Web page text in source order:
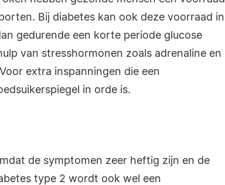
Bij diabetes kan ook deze voorraad in
gedurende een korte periode glucose
van stresshormonen zoals adrenaline en
extra inspanningen die een
in orde is.
de symptomen zeer heftig zijn en de
type 2 wordt ook wel een